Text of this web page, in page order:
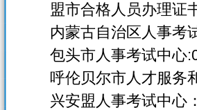
盟市合格人员办理证
内蒙古自治区人事考
包头市人事考试中心
呼伦贝尔市人才服务
兴安盟人事考试中心